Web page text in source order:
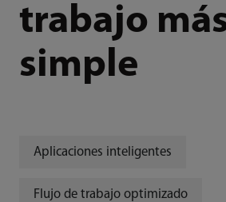
trabajo
simple
Aplicaciones inteligentes
Flujo de trabajo optimizado